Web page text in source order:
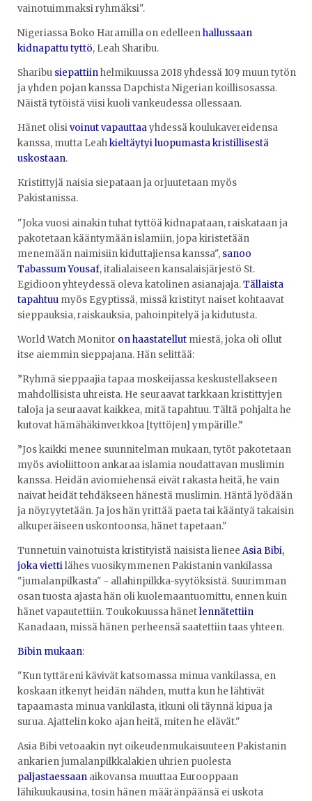
vainotuimmaksi ryhmäksi".
Nigeriassa Boko Haramilla on edelleenhallussaan
kidnapattu tyttö, Leah Sharibu.
Sharibu siepattiinhelmikuussa 2018 yhdessä 109 muun tytön
ja yhden pojan kanssa Dapchista Nigerian koillisosassa.
Näistä tytöistä viisi kuoli vankeudessa ollessaan.
Hänet olisivoinut vapauttaayhdessä koulukavereidensa
kanssa, mutta Leahkieltäytyi luopumasta kristillisestä
uskostaan.
Kristittyjä naisia ​​siepataan ja orjuutetaan myös
Pakistanissa.
"Joka vuosi ainakin tuhat tyttöä kidnapataan, raiskataan ja
pakotetaan kääntymään islamiin, jopa kiristetään
menemään naimisiin kiduttajiensa kanssa", sanoo
Tabassum Yousaf, italialaiseen kansalaisjärjestö St.
Egidioon yhteydessä oleva katolinen asianajaja.Tällaista
tapahtuu myös Egyptissä, missä kristityt naiset kohtaavat
sieppauksia, raiskauksia, pahoinpitelyä ja kidutusta.
World Watch Monitor on haastatellut miestä, joka oli ollut
itse aiemmin sieppajana. Hän selittää:
”Ryhmä sieppaajia tapaa moskeijassa keskustellakseen
mahdollisista uhreista. He seuraavat tarkkaan kristittyjen
taloja ja seuraavat kaikkea, mitä tapahtuu. Tältä pohjalta he
kutovat hämähäkinverkkoa [tyttöjen] ympärille.”
”Jos kaikki menee suunnitelman mukaan, tytöt pakotetaan
myös avioliittoon ankaraa islamia noudattavan muslimin
kanssa. Heidän aviomiehensä eivät rakasta heitä, he vain
naivat heidät tehdäkseen hänestä muslimin. Häntä lyödään
ja nöyryytetään. Ja jos hän yrittää paeta tai kääntyä takaisin
alkuperäiseen uskontoonsa, hänet tapetaan."
Tunnetuin vainotuista kristityistä naisista lienee Asia Bibi,
joka viettilähes vuosikymmenen Pakistanin vankilassa
"jumalanpilkasta" - allahinpilkka-syytöksistä. Suurimman
osan tuosta ajasta hän oli kuolemaantuomittu, ennen kuin
hänet vapautettiin. Toukokuussa hänetlennätettiin
Kanadaan, missä hänen perheensä saatettiin taas yhteen.
Bibin mukaan:
"Kun tyttäreni kävivät katsomassa minua vankilassa, en
koskaan itkenyt heidän nähden, mutta kun he lähtivät
tapaamasta minua vankilasta, itkuni oli täynnä kipua ja
surua. Ajattelin koko ajan heitä, miten he elävät."
Asia Bibi vetoaakin nyt oikeudenmukaisuuteen Pakistanin
ankarien jumalanpilkkalakien uhrien puolesta
paljastaessaan aikovansa muuttaa Eurooppaan
lähikuukausina, tosin hänen määränpäänsä ei uskota